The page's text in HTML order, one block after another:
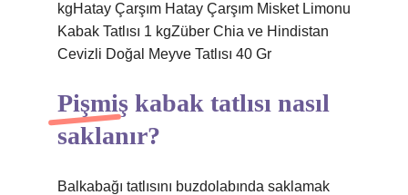
kgHatay Çarşım Hatay Çarşım Misket Limonu
Kabak Tatlısı 1 kgZüber Chia ve Hindistan
Cevizli Doğal Meyve Tatlısı 40 Gr
Pişmiş kabak tatlısı nasıl
saklanır?
Balkabağı tatlısını buzdolabında saklamak